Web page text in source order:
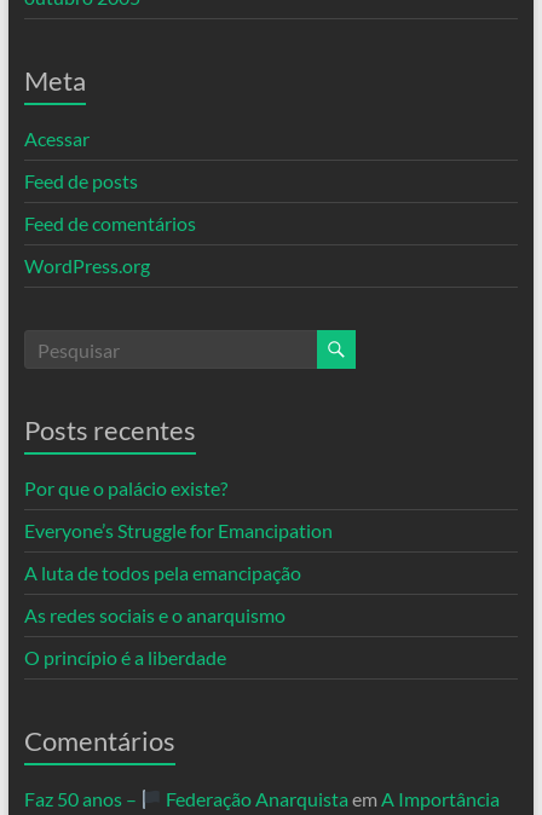
Meta
Acessar
Feed de posts
Feed de comentários
WordPress.org
Posts recentes
Por que o palácio existe?
Everyone’s Struggle for Emancipation
A luta de todos pela emancipação
As redes sociais e o anarquismo
O princípio é a liberdade
Comentários
Faz 50 anos – Federação Anarquista em A Importância